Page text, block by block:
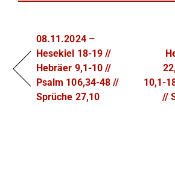
08.11.2024 –
Hesekiel 18-19 //
Hebräer 9,1-10 //
Psalm 106,34-48 //
Sprüche 27,10
10,1-
//